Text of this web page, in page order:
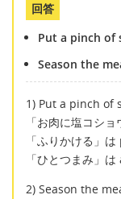
回答
Put a pinch of
Season the
1) Put a pinch of
「お肉に塩コシ
「ふりかける」
「ひとつまみ」
2) Season the